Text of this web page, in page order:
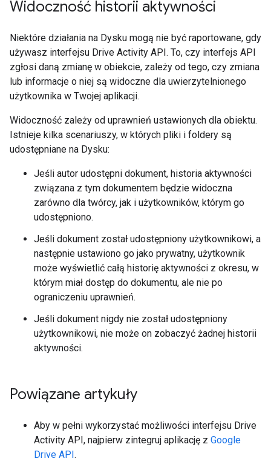
Widoczność historii aktywności
Niektóre działania na Dysku mogą nie być raportowane, gdy
używasz interfejsu Drive Activity API. To, czy interfejs API
zgłosi daną zmianę w obiekcie, zależy od tego, czy zmiana
lub informacje o niej są widoczne dla uwierzytelnionego
użytkownika w Twojej aplikacji.
Widoczność zależy od uprawnień ustawionych dla obiektu.
Istnieje kilka scenariuszy, w których pliki i foldery są
udostępniane na Dysku:
Jeśli autor udostępni dokument, historia aktywności
związana z tym dokumentem będzie widoczna
zarówno dla twórcy, jak i użytkowników, którym go
udostępniono.
Jeśli dokument został udostępniony użytkownikowi, a
następnie ustawiono go jako prywatny, użytkownik
może wyświetlić całą historię aktywności z okresu, w
którym miał dostęp do dokumentu, ale nie po
ograniczeniu uprawnień.
Jeśli dokument nigdy nie został udostępniony
użytkownikowi, nie może on zobaczyć żadnej historii
aktywności.
Powiązane artykuły
Aby w pełni wykorzystać możliwości interfejsu Drive
Activity API, najpierw zintegruj aplikację z Google
Drive API.